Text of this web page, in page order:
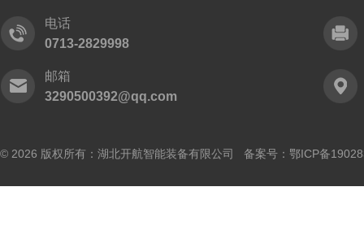
电话
0713-2829998
邮箱
3290500392@qq.com
© 2026 版权所有：湖北开航智能装备有限公司 备案号： 鄂ICP备